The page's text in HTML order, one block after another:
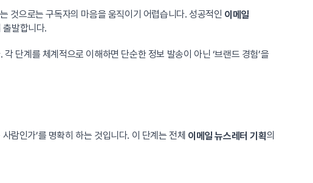
것으로는 구독자의 마음을 움직이기 어렵습니다. 성공적인 이메일
출발합니다.
단계를 체계적으로 이해하면 단순한 정보 발송이 아닌 ‘브랜드 경험’을
람인가’를 명확히 하는 것입니다. 이 단계는 전체 이메일 뉴스레터 기획의